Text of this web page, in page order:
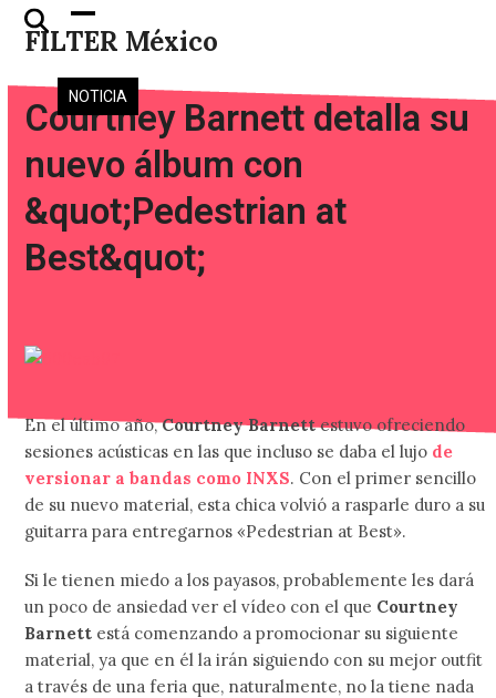
Skip
FILTER México
Open
mobile
menu
Close
mobile
menu
NOTICIA
Courtney Barnett detalla su
nuevo álbum con
&quot;Pedestrian at
Best&quot;
En el último año,Courtney Barnettestuvo ofreciendo
sesiones acústicas en las que incluso se daba el lujo de
versionar a bandas como INXS. Con el primer sencillo
de su nuevo material, esta chica volvió a rasparle duro a su
guitarra para entregarnos «Pedestrian at Best».
Si le tienen miedo a los payasos, probablemente les dará
un poco de ansiedad ver el vídeo con el que Courtney
Barnett está comenzando a promocionar su siguiente
material, ya que en él la irán siguiendo con su mejor outfit
a través de una feria que, naturalmente, no la tiene nada